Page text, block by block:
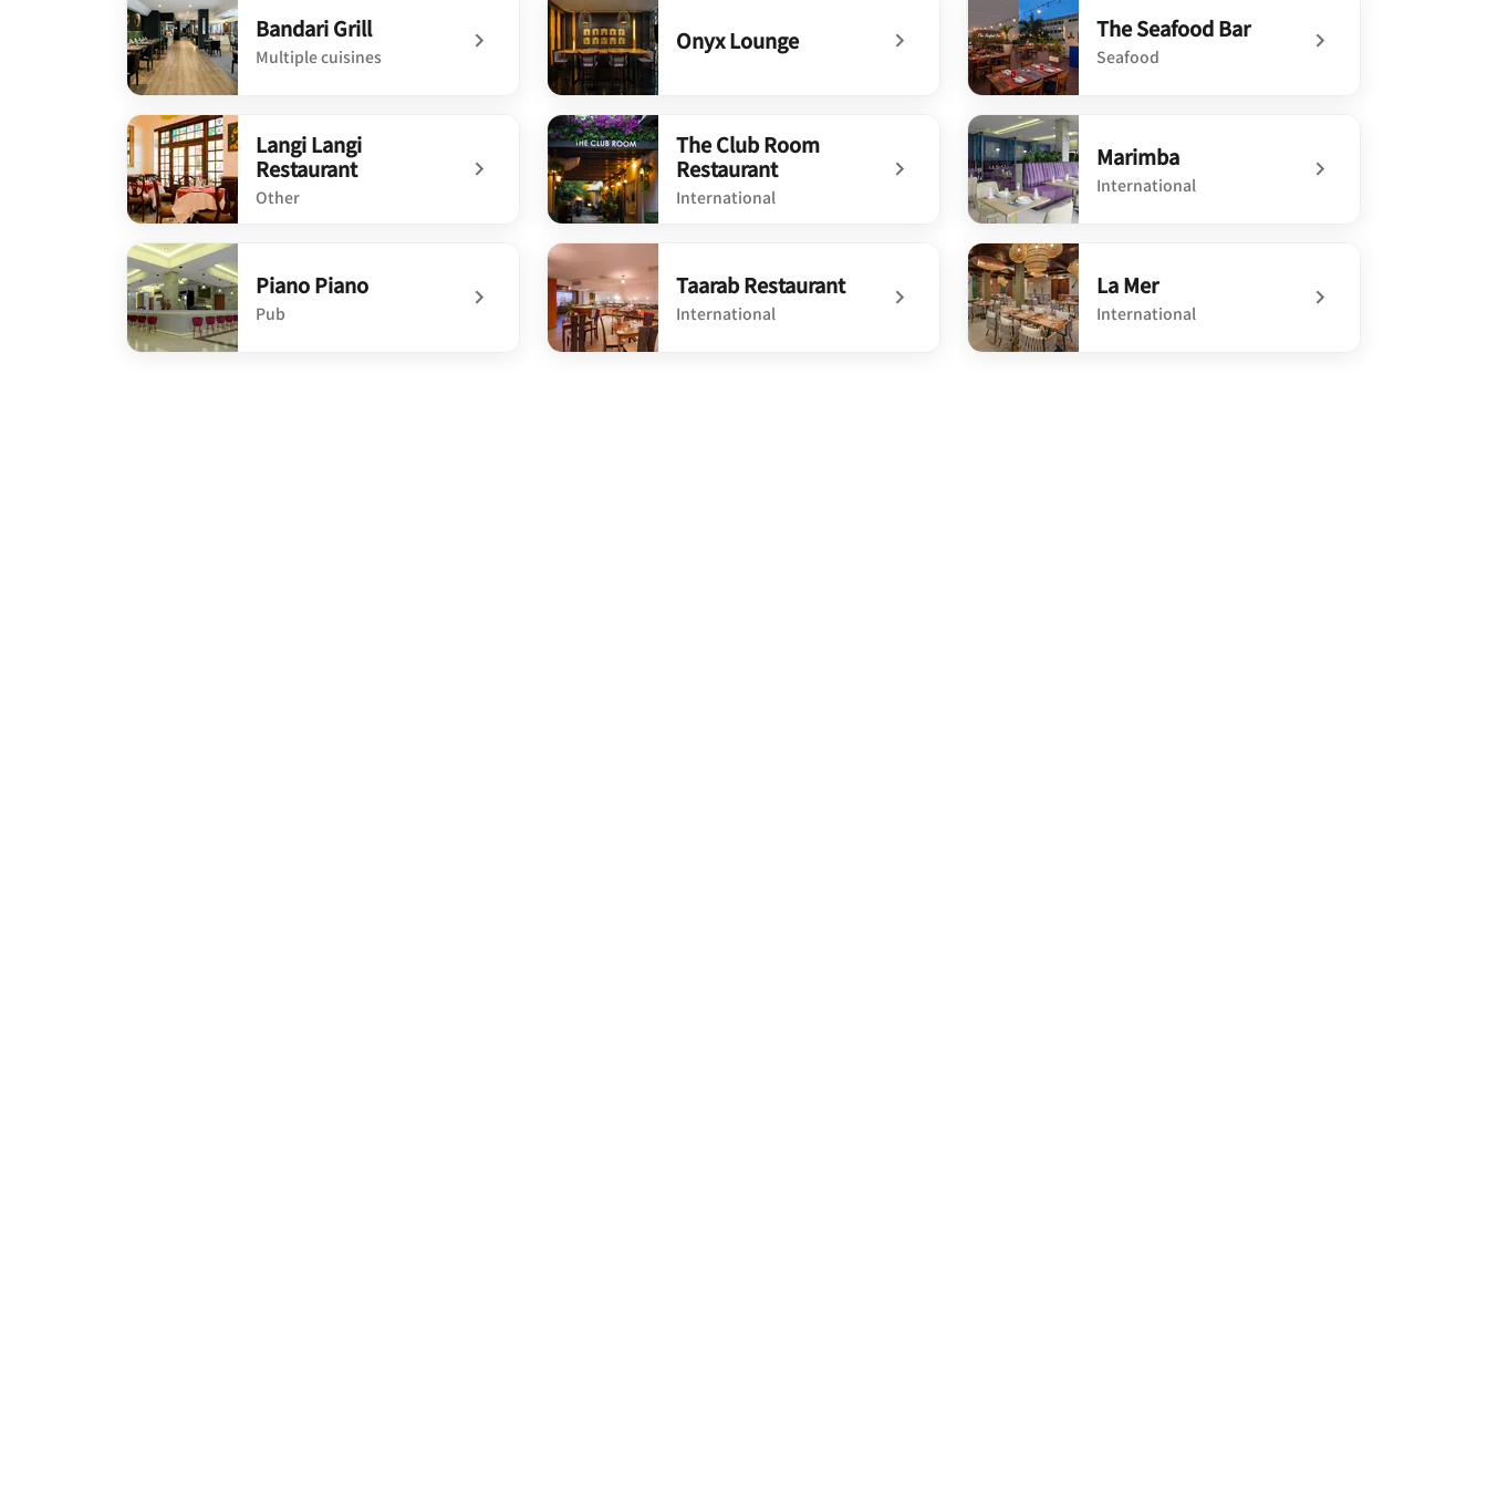
Bandari Grill
Multiple cuisines
undefined Bandari Grill
Onyx Lounge
undefined Onyx Lounge
The Seafood Bar
Seafood
undefined The Seafood Bar
Langi Langi
Restaurant
Other
undefined Langi Langi Restaurant
The Club Room
Restaurant
International
undefined The Club Room Restaurant
Marimba
International
undefined Marimba
Piano Piano
Pub
Taarab Restaurant
International
La Mer
International